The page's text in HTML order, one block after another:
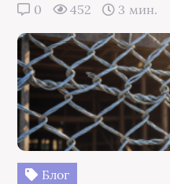
0 452 3 мин.
Блог